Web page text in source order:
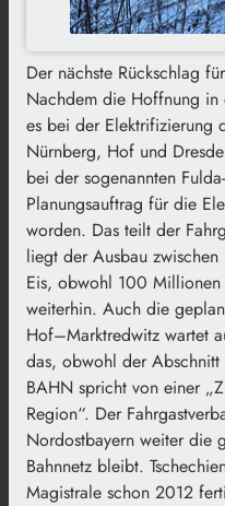
Der nächste Rückschlag
Nachdem die Hoffnung in
es bei der Elektrifizierung
Nürnberg, Hof und
bei der sogenannten
Planungsauftrag für die
worden. Das teilt der
liegt der Ausbau
Eis, obwohl 100
weiterhin. Auch die
Hof–Marktredwitz wartet
das, obwohl der
BAHN spricht von einer
Region“. Der
Nordostbayern weiter die
Bahnnetz bleibt.
Magistrale schon 2012